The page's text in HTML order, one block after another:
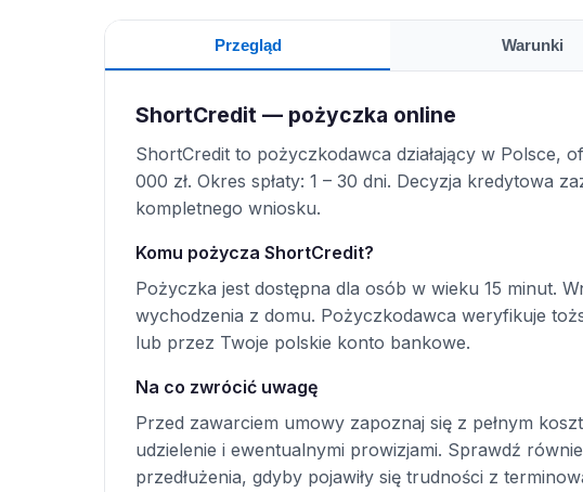
Przegląd Warunki
ShortCredit — pożyczka online
ShortCredit to pożyczkodawca działający w Polsce,
000 zł. Okres spłaty: 1 – 30 dni. Decyzja kredytowa
kompletnego wniosku.
Komu pożycza ShortCredit?
Pożyczka jest dostępna dla osób w wieku 15 minut.
wychodzenia z domu. Pożyczkodawca weryfikuje
lub przez Twoje polskie konto bankowe.
Na co zwrócić uwagę
Przed zawarciem umowy zapoznaj się z pełnym
udzielenie i ewentualnymi prowizjami. Sprawdź
przedłużenia, gdyby pojawiły się trudności z